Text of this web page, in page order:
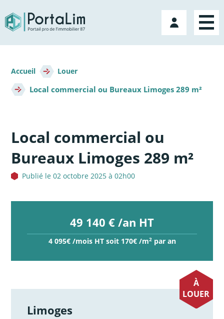
directement
au
contenu
Mon
compte
d'Ariane
Accueil Louer
Local commercial ou Bureaux Limoges 289 m²
Local commercial ou
Bureaux Limoges 289 m²
Publié le 02 octobre 2025 à 02h00
49 140 € /an HT
4 095€ /mois HT soit 170€ /m2par an
À
LOUER
Limoges